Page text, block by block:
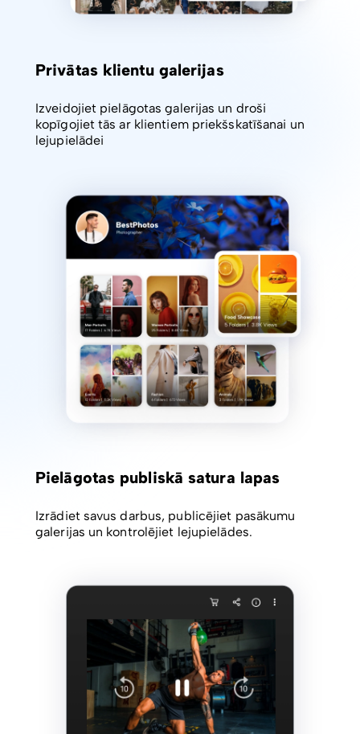
Privātas klientu galerijas
Izveidojiet pielāgotas galerijas un droši
kopīgojiet tās ar klientiem priekšskatīšanai un
lejupielādei
Pielāgotas publiskā satura lapas
Izrādiet savus darbus, publicējiet pasākumu
galerijas un kontrolējiet lejupielādes.